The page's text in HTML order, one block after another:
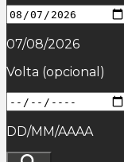
07/08/2026
Volta (opcional)
DD/MM/AAAA